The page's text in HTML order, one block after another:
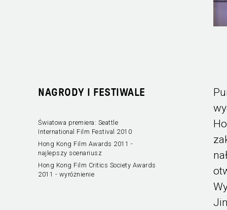
NAGRODY I FESTIWALE
Światowa premiera: Seattle
International Film Festival 2010
Hong Kong Film Awards 2011 -
najlepszy scenariusz
Hong Kong Film Critics Society Awards
2011 - wyróżnienie